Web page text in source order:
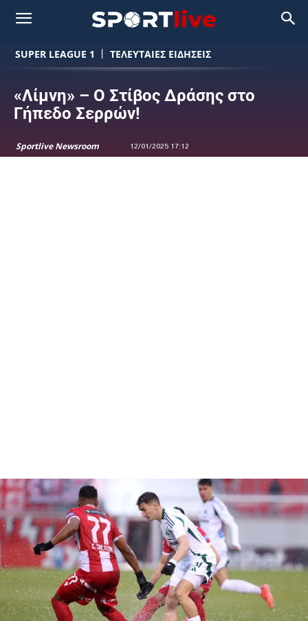
SUPER LEAGUE 1 ΤΕΛΕΥΤΑΙΕΣ ΕΙΔΗΣΕΙΣ
«Λίμνη» – Ο Στίβος Δράσης στο
Γήπεδο Σερρών!
Sportlive Newsroom 12/01/2025 17:12